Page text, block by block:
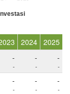
2024
2025
-
-
-
-
-
-
-
-
-
-
-
-